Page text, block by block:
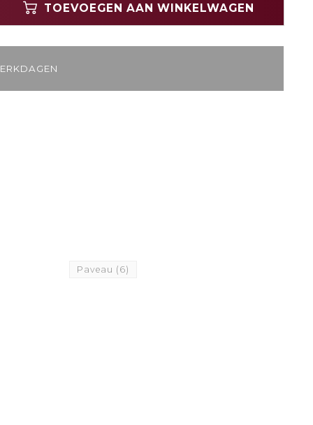
TOEVOEGEN AAN WINKELWAGEN
Paveau (6)